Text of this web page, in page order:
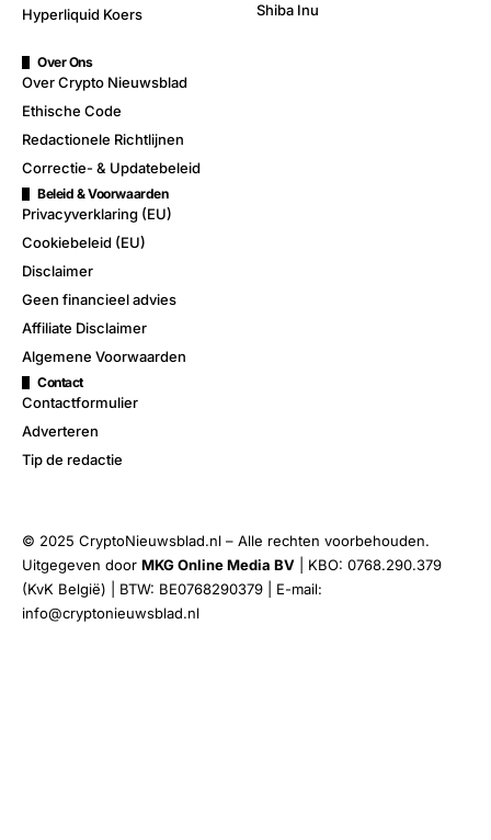
Hyperliquid Koers
Shiba Inu
Over Ons
Over Crypto Nieuwsblad
Ethische Code
Redactionele Richtlijnen
Correctie- & Updatebeleid
Beleid & Voorwaarden
Privacyverklaring (EU)
Cookiebeleid (EU)
Disclaimer
Geen financieel advies
Affiliate Disclaimer
Algemene Voorwaarden
Contact
Contactformulier
Adverteren
Tip de redactie
© 2025 CryptoNieuwsblad.nl – Alle rechten voorbehouden.
Uitgegeven door MKG Online Media BV | KBO: 0768.290.379
(KvK België) | BTW: BE0768290379 | E-mail:
info@cryptonieuwsblad.nl